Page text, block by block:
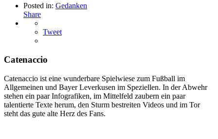
Posted in: Gedanken
Share
Tweet
Catenaccio
Catenaccio ist eine wunderbare Spielwiese zum Fußball im
Allgemeinen und Bayer Leverkusen im Speziellen. In der Abwehr
stehen ein paar Infografiken, im Mittelfeld zaubern ein paar
talentierte Texte herum, den Sturm bestreiten Videos und im Tor
steht das gute alte Herz des Fans.